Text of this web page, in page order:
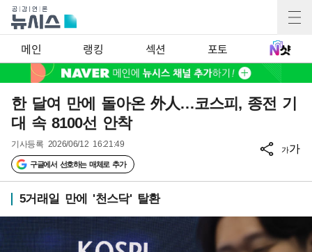
메인 랭킹 섹션 포토
한 달여 만에 돌아온 外人…코스피, 종전 기
대 속 8100선 안착
기사등록 2026/06/12 16:21:49
구글에서 선호하는 매체로 추가
가가
5거래일 만에 '천스닥' 탈환